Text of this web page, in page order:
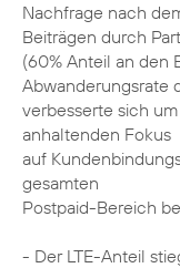
Nachfrage nach
Beiträgen durch
(60% Anteil an den
Abwanderungsrate
verbesserte sich
anhaltenden Fokus
auf
gesamten
Postpaid-Bereich
- Der LTE-Anteil